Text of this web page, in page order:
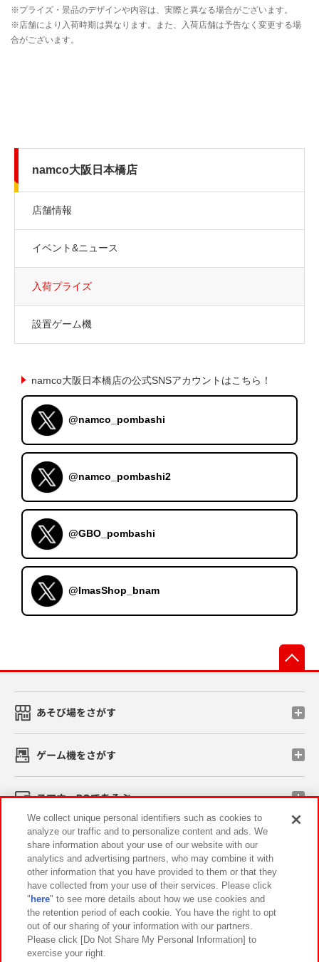
namco大阪日本橋店
店舗情報
イベント&ニュース
入荷プライズ
設置ゲーム機
namco大阪日本橋店の公式SNSアカウントはこちら！
@namco_pombashi
@namco_pombashi2
@GBO_pombashi
@ImasShop_bnam
あそび場をさがす
ゲーム機をさがす
スマホ・PCであそぶ
イベント・キャンペーン
関連会社 サステナビリティ サイトポリシー
プライバシーポリシー ウェブアクセシビリティ方針と検証結果
お取引先さまとともに
We collect unique personal identifiers such as cookies to
analyze our traffic and to personalize content and ads. We
share information about your use of our website with our
analytics and advertising partners, who may combine it with
other information that you have provided to them or that they
have collected from your use of their services. Please click
" here" to see more details about how we use cookies and
the retention period of each cookie. You have the right to opt
out of our sharing of your information with our partners.
Please click [Do Not Share My Personal Information] to
exercise your right.